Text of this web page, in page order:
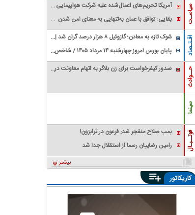
سیاسـت
آمریکا تحریم‌های اعمال‌شده علیه شرکت هواپیمایی
فلای بغداد را حذف کرد
بقایی: توافق با عمان به‌تنهایی به معنای امن شدن
تنگه هرمز برای کشتی‌های عبوری نیست
اقـتـصاد
شوک تازه به معادن؛ گازوئیل ۸ هزار درصد گران شد |
معدنکاران به مرز تعطیلی رسیدند
پایان بورس امروز چهارشنبه ۱۴ مرداد ۱۴۰۵ / شاخص
کل سقف زد؛ ۶.۲ همت پول حقیقی وارد بازار
حــوادث
صدور کیفرخواست برای زن بلاگر به اتهام معاونت در
سینما
فوتــبـال
بمب صلاح منفجر شد: فرعون در ترابزون!
رامین رضاییان رسما از استقلال جدا شد
بیشتر
کاریکاتور